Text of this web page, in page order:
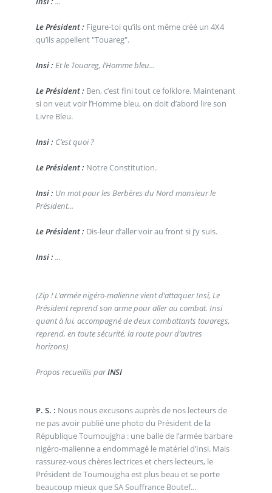
Le Président : Figure-toi qu’ils ont même créé un 4X4
qu’ils appellent "Touareg".
Insi : Et le Touareg, l’Homme bleu...
Le Président : Ben, c’est fini tout ce folklore. Maintenant
si on veut voir l’Homme bleu, on doit d’abord lire son
Livre Bleu.
Insi : C’est quoi ?
Le Président : Notre Constitution.
Insi : Un mot pour les Berbères du Nord monsieur le
Président...
Le Président : Dis-leur d’aller voir au front si j’y suis.
Insi : ...
(Zip ! L’armée nigéro-malienne vient d’attaquer Insi, Le
Président reprend son arme pour aller au combat. Insi
quant à lui, accompagné de deux combattants touaregs,
reprend, en toute sécurité, la route pour d’autres
horizons)
Propos recueillis parINSI
P. S. : Nous nous excusons auprès de nos lecteurs de
ne pas avoir publié une photo du Président de la
République Toumoujgha : une balle de l’armée barbare
nigéro-malienne a endommagé le matériel d’Insi. Mais
rassurez-vous chères lectrices et chers lecteurs, le
Président de Toumoujgha est plus beau et se porte
beaucoup mieux que SA Souffrance Boutef...